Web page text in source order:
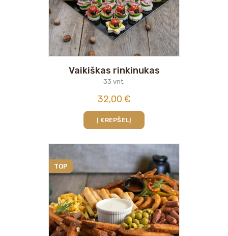
Vaikiškas rinkinukas
33 vnt.
32,00 €
Į KREPŠELĮ
TOP